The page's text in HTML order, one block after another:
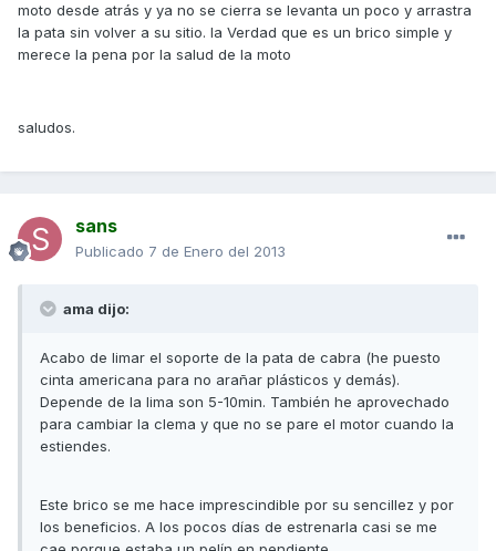
moto desde atrás y ya no se cierra se levanta un poco y arrastra
la pata sin volver a su sitio. la Verdad que es un brico simple y
merece la pena por la salud de la moto
saludos.
sans
Publicado 7 de Enero del 2013
ama dijo:
Acabo de limar el soporte de la pata de cabra (he puesto
cinta americana para no arañar plásticos y demás).
Depende de la lima son 5-10min. También he aprovechado
para cambiar la clema y que no se pare el motor cuando la
estiendes.
Este brico se me hace imprescindible por su sencillez y por
los beneficios. A los pocos días de estrenarla casi se me